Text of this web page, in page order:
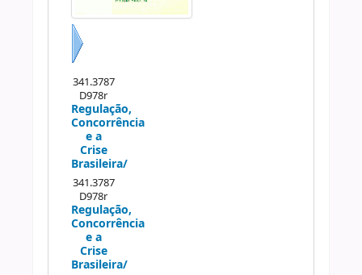
341.3787
D978r
Regulação,
Concorrência
e a
Crise
Brasileira/
341.3787
D978r
Regulação,
Concorrência
e a
Crise
Brasileira/